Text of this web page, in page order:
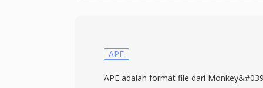
APE
APE adalah format file dari